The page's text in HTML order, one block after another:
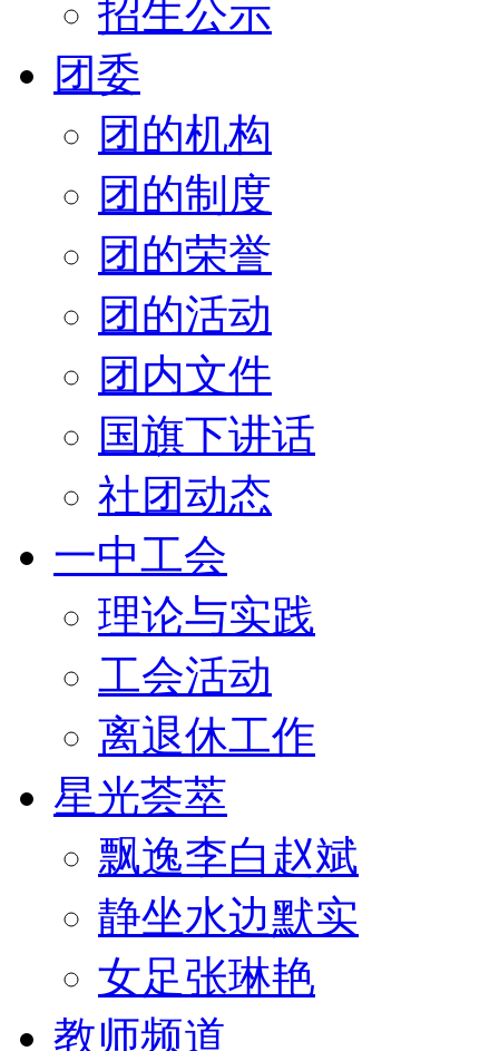
招生公示
团委
团的机构
团的制度
团的荣誉
团的活动
团内文件
国旗下讲话
社团动态
一中工会
理论与实践
工会活动
离退休工作
星光荟萃
飘逸李白赵斌
静坐水边默实
女足张琳艳
教师频道